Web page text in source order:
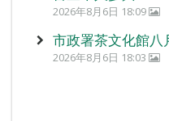
2026年8月6日 18:09
市政署茶文化館八
2026年8月6日 18:03